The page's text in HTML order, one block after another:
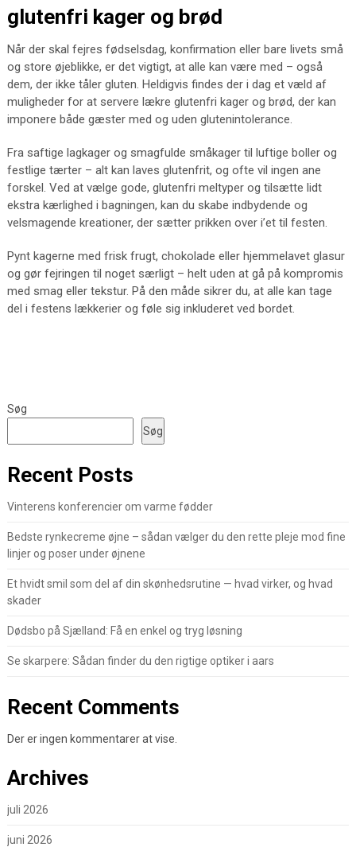
glutenfri kager og brød
Når der skal fejres fødselsdag, konfirmation eller bare livets små
og store øjeblikke, er det vigtigt, at alle kan være med – også
dem, der ikke tåler gluten. Heldigvis findes der i dag et væld af
muligheder for at servere lækre glutenfri kager og brød, der kan
imponere både gæster med og uden glutenintolerance.
Fra saftige lagkager og smagfulde småkager til luftige boller og
festlige tærter – alt kan laves glutenfrit, og ofte vil ingen ane
forskel. Ved at vælge gode, glutenfri meltyper og tilsætte lidt
ekstra kærlighed i bagningen, kan du skabe indbydende og
velsmagende kreationer, der sætter prikken over i’et til festen.
Pynt kagerne med frisk frugt, chokolade eller hjemmelavet glasur
og gør fejringen til noget særligt – helt uden at gå på kompromis
med smag eller tekstur. På den måde sikrer du, at alle kan tage
del i festens lækkerier og føle sig inkluderet ved bordet.
Søg
Søg
Recent Posts
Vinterens konferencier om varme fødder
Bedste rynkecreme øjne – sådan vælger du den rette pleje mod fine
linjer og poser under øjnene
Et hvidt smil som del af din skønhedsrutine — hvad virker, og hvad
skader
Dødsbo på Sjælland: Få en enkel og tryg løsning
Se skarpere: Sådan finder du den rigtige optiker i aars
Recent Comments
Der er ingen kommentarer at vise.
Archives
juli 2026
juni 2026